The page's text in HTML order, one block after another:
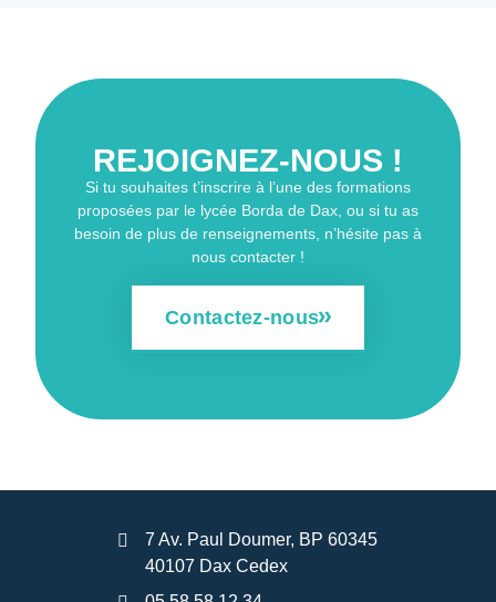
REJOIGNEZ-NOUS !
Si tu souhaites t’inscrire à l’une des formations
proposées par le lycée Borda de Dax, ou si tu as
besoin de plus de renseignements, n’hésite pas à
nous contacter !
Contactez-nous
7 Av. Paul Doumer, BP 60345
40107 Dax Cedex